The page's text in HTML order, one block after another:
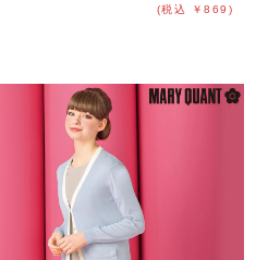
(税込 ￥869)